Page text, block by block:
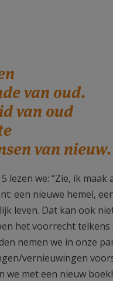
van oud.
van oud
van nieuw.
lezen we: “Zie, ik
een nieuwe hemel,
leven. Dat kan ook
het voorrecht
nemen we in onze
vernieuwingen
met een nieuw